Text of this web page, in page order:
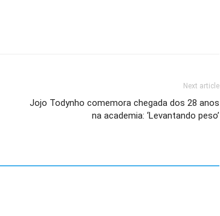
Next article
Jojo Todynho comemora chegada dos 28 anos
na academia: ‘Levantando peso’